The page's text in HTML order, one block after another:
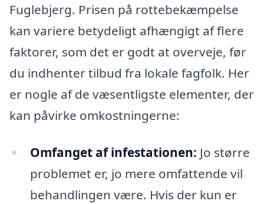
Fuglebjerg. Prisen på rottebekæmpelse
kan variere betydeligt afhængigt af flere
faktorer, som det er godt at overveje, før
du indhenter tilbud fra lokale fagfolk. Her
er nogle af de væsentligste elementer, der
kan påvirke omkostningerne:
Omfanget af infestationen: Jo større
problemet er, jo mere omfattende vil
behandlingen være. Hvis der kun er